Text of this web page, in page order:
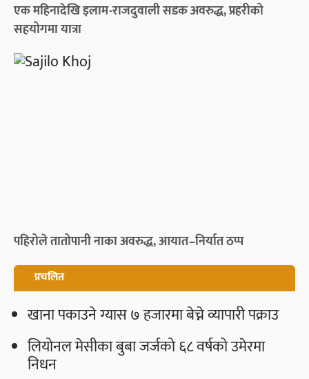
एक महिनादेखि इलाम-राजदुवाली सडक अवरुद्ध, प्रहरीको
सहयोगमा यात्रा
पहिरोले तातोपानी नाका अवरुद्ध, आयात–निर्यात ठप्प
प्रचलित
खाना पकाउने ग्यास ७ हजारमा बेच्ने व्यापारी पक्राउ
लियोनल मेसीका बुबा जर्जको ६८ वर्षको उमेरमा
निधन